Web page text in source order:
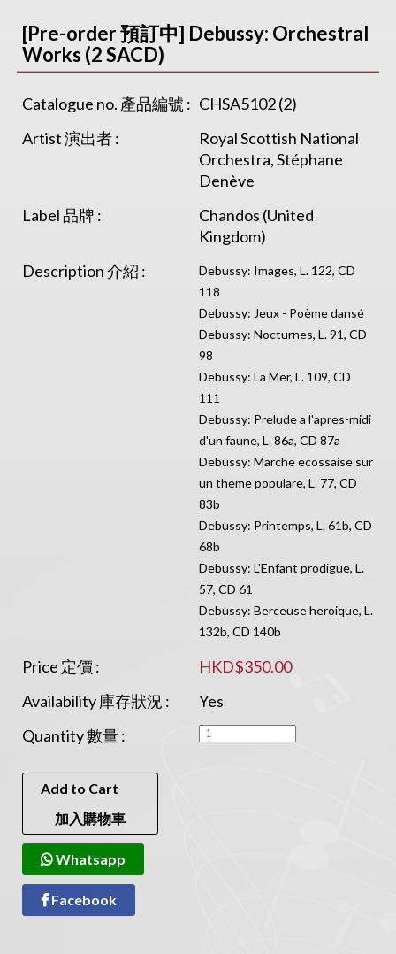
[Pre-order 預訂中] Debussy: Orchestral
Works (2 SACD)
Catalogue no. 產品編號 : CHSA5102 (2)
Artist 演出者 :
Royal Scottish National
Orchestra, Stéphane
Denève
Label 品牌 :
Chandos (United
Kingdom)
Description 介紹 :
Debussy: Images, L. 122, CD
118
Debussy: Jeux - Poème dansé
Debussy: Nocturnes, L. 91, CD
98
Debussy: La Mer, L. 109, CD
111
Debussy: Prelude a l'apres-midi
d'un faune, L. 86a, CD 87a
Debussy: Marche ecossaise sur
un theme populare, L. 77, CD
83b
Debussy: Printemps, L. 61b, CD
68b
Debussy: L'Enfant prodigue, L.
57, CD 61
Debussy: Berceuse heroique, L.
132b, CD 140b
Price 定價 :
HKD$350.00
Availability 庫存狀況 :
Yes
Quantity 數量 :
Add to Cart
加入購物車
Whatsapp
Facebook